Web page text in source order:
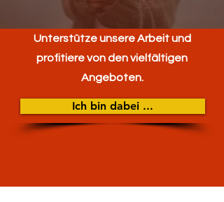
Unterstütze unsere Arbeit und
profitiere von den vielfältigen
Angeboten.
Ich bin dabei ...